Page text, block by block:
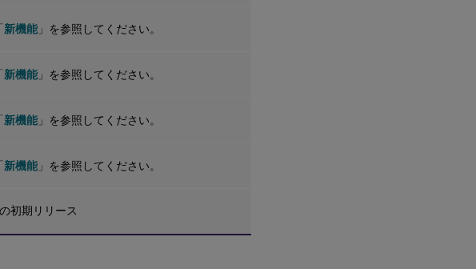
新機能 」を参照してください。
新機能 」を参照してください。
新機能 」を参照してください。
新機能 」を参照してください。
初期リリース